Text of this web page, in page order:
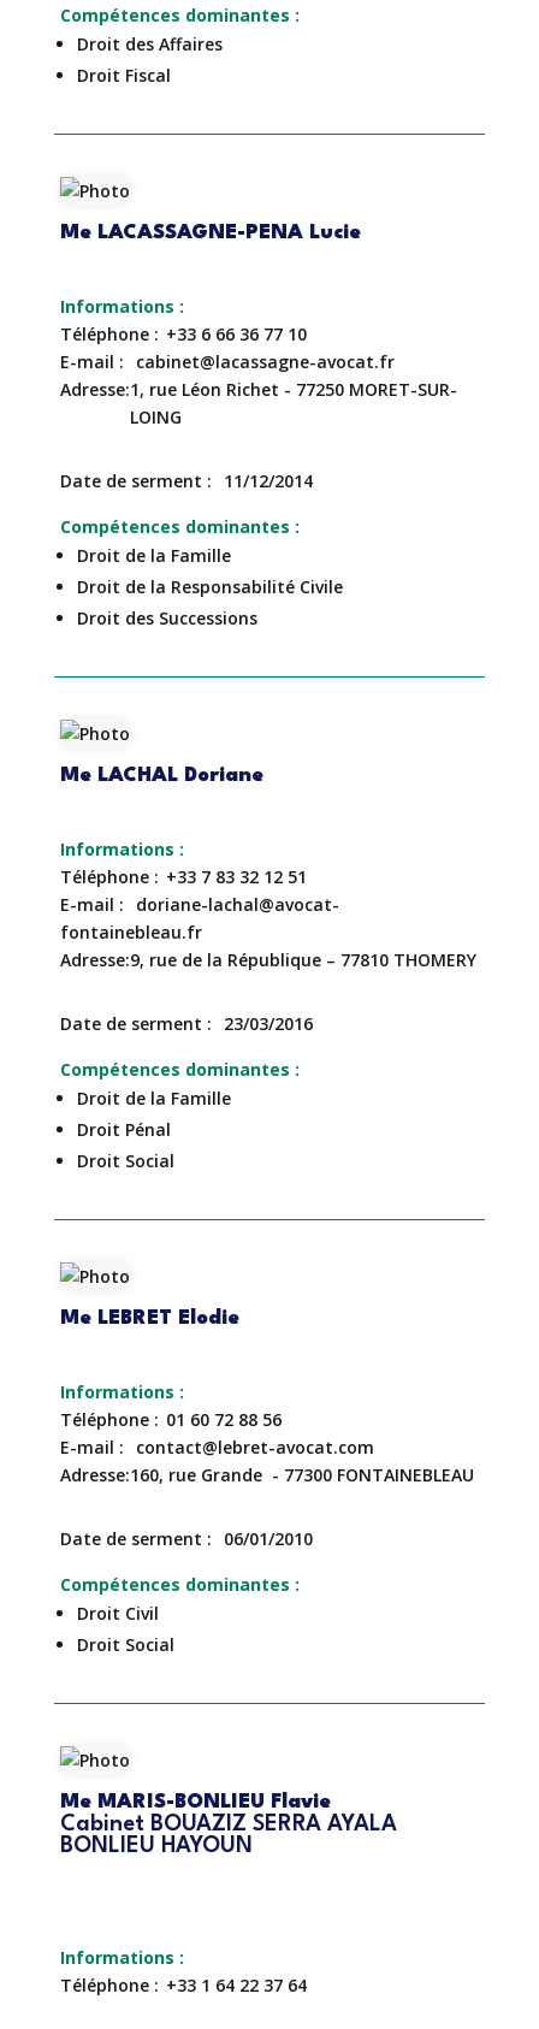
Compétences dominantes
Droit des Affaires
Droit Fiscal
Me LACASSAGNE-PENA Lucie
Compétences dominantes
Droit de la Famille
Droit de la Responsabilité Civile
Droit des Successions
Téléphone
+33 6 66 36 77 10
E-mail
cabinet@lacassagne-avocat.fr
Date de serment 11/12/2014
Adresse 1, rue Léon Richet - 77250 MORET-SUR-
LOING
Me LACHAL Doriane
Compétences dominantes
Droit de la Famille
Droit Pénal
Droit Social
Téléphone
+33 7 83 32 12 51
E-mail
doriane-lachal@avocat-
fontainebleau.fr
Date de serment 23/03/2016
Adresse 9, rue de la République – 77810 THOMERY
Me LEBRET Elodie
Compétences dominantes
Droit Civil
Droit Social
Téléphone
01 60 72 88 56
E-mail
contact@lebret-avocat.com
Date de serment 06/01/2010
Adresse 160, rue Grande - 77300 FONTAINEBLEAU
Me MARIS-BONLIEU Flavie
Cabinet BOUAZIZ SERRA AYALA
BONLIEU HAYOUN
Téléphone +33 1 64 22 37 64